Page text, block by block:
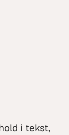
i tekst,